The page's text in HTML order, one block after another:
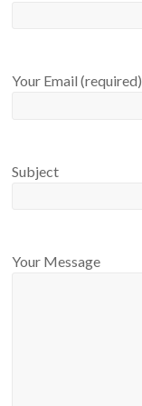
Your Email (required)
Subject
Your Message